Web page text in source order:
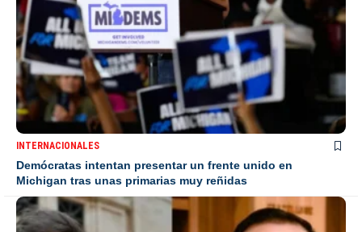
INTERNACIONALES
Demócratas intentan presentar un frente unido en
Michigan tras unas primarias muy reñidas